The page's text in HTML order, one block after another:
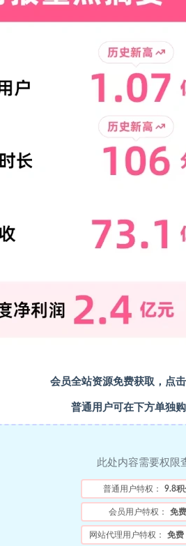
会员全站资源免费获取，点
普通用户可在下方单独购
此处内容需要权限
普通用户特权： 9.8积
会员用户特权： 免费
网站代理用户特权： 免费